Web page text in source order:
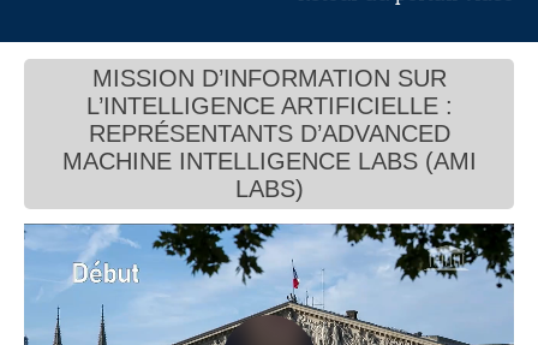
RECHERCHE
AIDE À LA DÉCOUPE
DE VIDÉOS
Commissions
Présidence
Évènements
Connaissance, Histoire
Autres
MISSION D’INFORMATION SUR
L’INTELLIGENCE ARTIFICIELLE :
REPRÉSENTANTS D’ADVANCED
MACHINE INTELLIGENCE LABS (AMI
LABS)